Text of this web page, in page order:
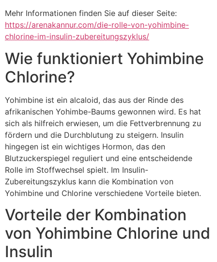
Mehr Informationen finden Sie auf dieser Seite:
https://arenakannur.com/die-rolle-von-yohimbine-
chlorine-im-insulin-zubereitungszyklus/
Wie funktioniert Yohimbine
Chlorine?
Yohimbine ist ein alcaloid, das aus der Rinde des
afrikanischen Yohimbe-Baums gewonnen wird. Es hat
sich als hilfreich erwiesen, um die Fettverbrennung zu
fördern und die Durchblutung zu steigern. Insulin
hingegen ist ein wichtiges Hormon, das den
Blutzuckerspiegel reguliert und eine entscheidende
Rolle im Stoffwechsel spielt. Im Insulin-
Zubereitungszyklus kann die Kombination von
Yohimbine und Chlorine verschiedene Vorteile bieten.
Vorteile der Kombination
von Yohimbine Chlorine und
Insulin